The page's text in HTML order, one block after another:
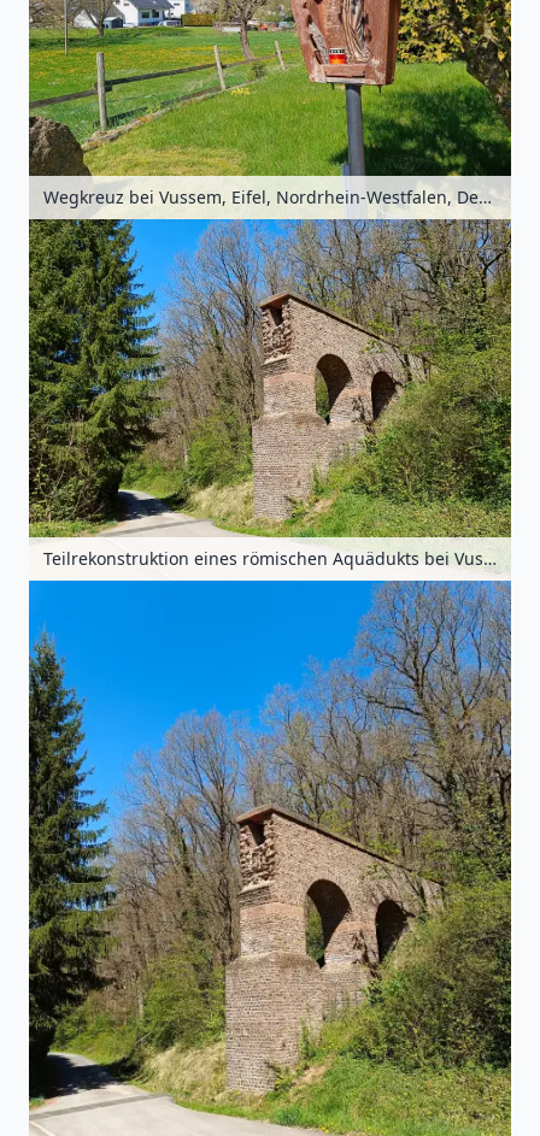
Wegkreuz bei Vussem, Eifel, Nordrhein-Westfalen, Deutschland
Teilrekonstruktion eines römischen Aquädukts bei Vussem, Eifel, Nordrhein-Westfalen, Deutschland